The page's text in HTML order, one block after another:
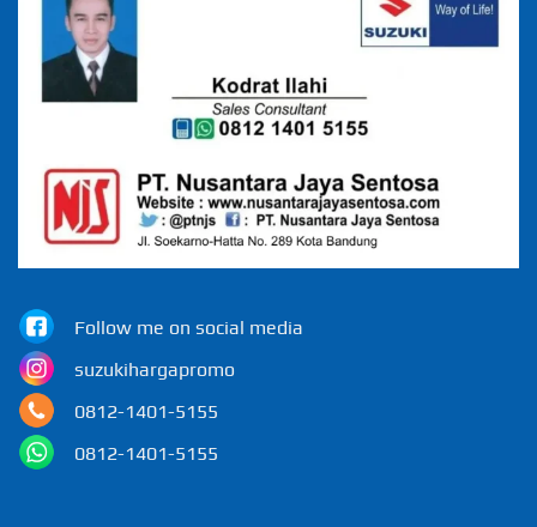
Follow me on social media
suzukihargapromo
0812-1401-5155
0812-1401-5155